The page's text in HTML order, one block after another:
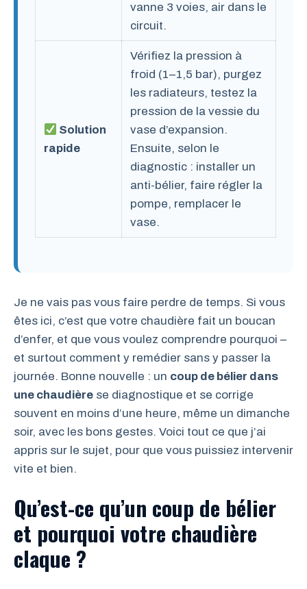
vanne 3 voies, air dans le
circuit.
Solution
rapide
Vérifiez la pression à
froid (1–1,5 bar), purgez
les radiateurs, testez la
pression de la vessie du
vase d’expansion.
Ensuite, selon le
diagnostic : installer un
anti-bélier, faire régler la
pompe, remplacer le
vase.
Je ne vais pas vous faire perdre de temps. Si vous
êtes ici, c’est que votre chaudière fait un boucan
d’enfer, et que vous voulez comprendre pourquoi –
et surtout comment y remédier sans y passer la
journée. Bonne nouvelle : un coup de bélier dans
une chaudière se diagnostique et se corrige
souvent en moins d’une heure, même un dimanche
soir, avec les bons gestes. Voici tout ce que j’ai
appris sur le sujet, pour que vous puissiez intervenir
vite et bien.
Qu’est-ce qu’un coup de bélier
et pourquoi votre chaudière
claque ?